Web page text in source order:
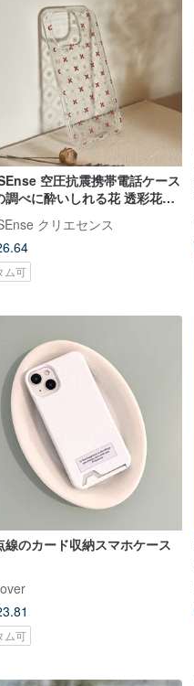
空圧抗震携帯電話ケース
調べに酔いしれる花 透彩花タ
リーズ 耐衝撃スマホケース
クリエセンス
ム可
線のカード収納スマホケース
ム可